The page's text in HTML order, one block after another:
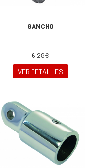
GANCHO
6.29€
VER DETALHES